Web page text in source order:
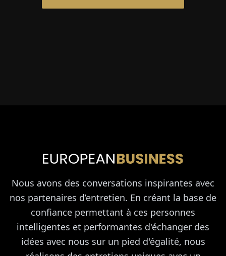
Nous avons des conversations inspirantes avec
nos partenaires d’entretien. En créant la base de
confiance permettant à ces personnes
intelligentes et performantes d'échanger des
idées avec nous sur un pied d'égalité, nous